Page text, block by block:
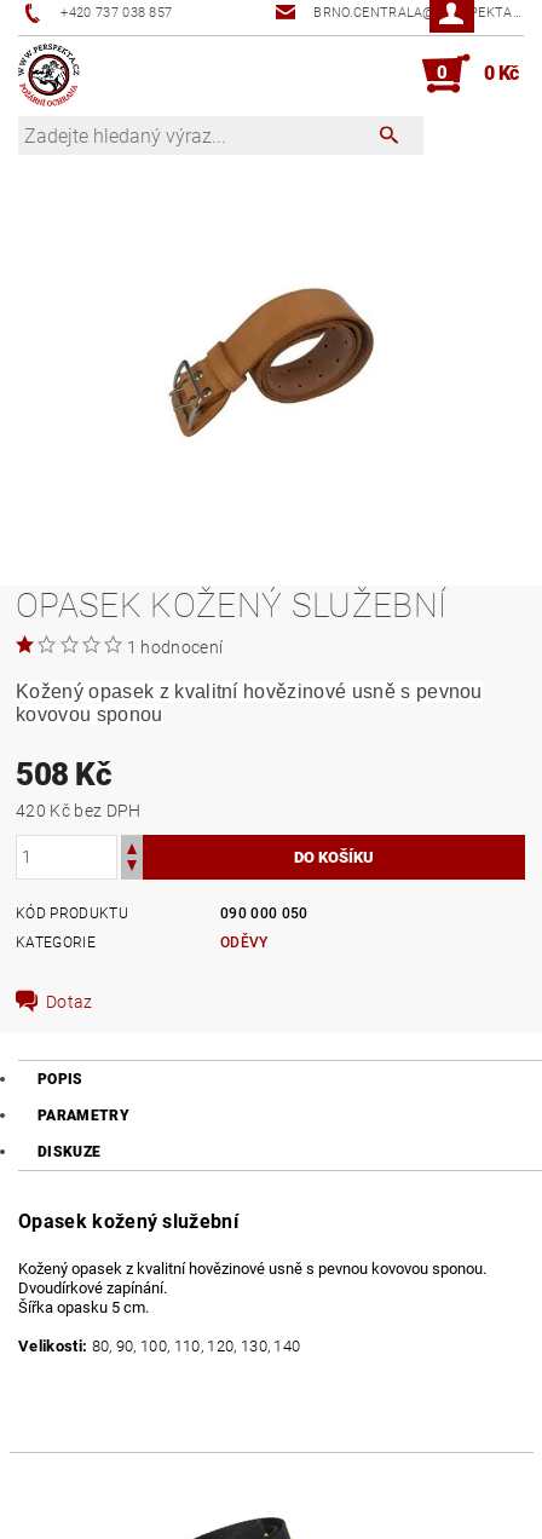
+420 737 038 857 BRNO.CENTRALA@PERSPEKTA.CZ
0 0 Kč
OPASEK KOŽENÝ SLUŽEBNÍ
1 hodnocení
Kožený opasek z kvalitní hovězinové usně s pevnou
kovovou sponou
508 Kč
420 Kč bez DPH
KÓD PRODUKTU
090 000 050
KATEGORIE
ODĚVY
Dotaz
POPIS
PARAMETRY
DISKUZE
Opasek kožený služební
Kožený opasek z kvalitní hovězinové usně s pevnou kovovou sponou.
Dvoudírkové zapínání.
Šířka opasku 5 cm.
Velikosti: 80, 90, 100, 110, 120, 130, 140